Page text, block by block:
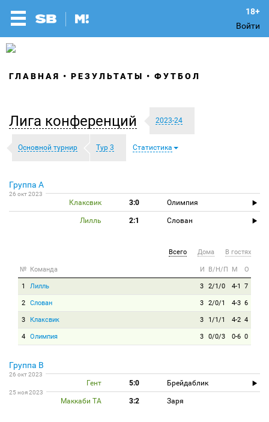
Войти
ГЛАВНАЯ РЕЗУЛЬТАТЫ ФУТБОЛ
Лига конференций 2023-24
Основной турнир Тур 3 Статистика
Группа A
26 окт 2023
Клаксвик 3:0 Олимпия
Лилль 2:1 Слован
Всего Дома В гостях
№ Команда И В/Н/П М О
1 Лилль 3 2/1/0 4-1 7
2 Слован 3 2/0/1 4-3 6
3 Клаксвик 3 1/1/1 4-2 4
4 Олимпия 3 0/0/3 0-6 0
Группа B
26 окт 2023
Гент 5:0 Брейдаблик
25 ноя 2023
Маккаби ТА 3:2 Заря